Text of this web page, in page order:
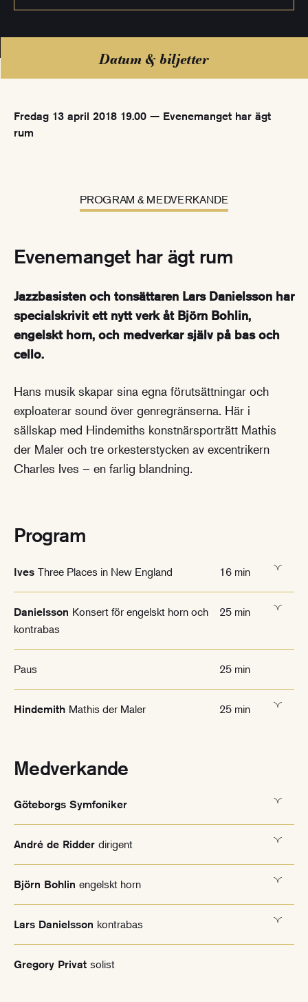
Datum & biljetter
Fredag 13 april 2018 19.00 — Evenemanget har ägt
rum
PROGRAM & MEDVERKANDE
Evenemanget har ägt rum
Jazzbasisten och tonsättaren Lars Danielsson har
specialskrivit ett nytt verk åt Björn Bohlin,
engelskt horn, och medverkar själv på bas och
cello.
Hans musik skapar sina egna förutsättningar och
exploaterar sound över genregränserna. Här i
sällskap med Hindemiths konstnärsporträtt Mathis
der Maler och tre orkesterstycken av excentrikern
Charles Ives – en farlig blandning.
Program
Ives Three Places in New England 16 min
Danielsson Konsert för engelskt horn och
kontrabas
25 min
Paus 25 min
Hindemith Mathis der Maler 25 min
Medverkande
Göteborgs Symfoniker
André de Ridder dirigent
Björn Bohlin engelskt horn
Lars Danielsson kontrabas
Gregory Privat solist